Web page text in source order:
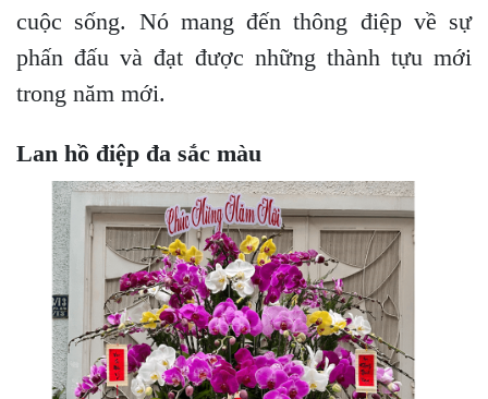
cuộc sống. Nó mang đến thông điệp về sự
phấn đấu và đạt được những thành tựu mới
trong năm mới.
Lan hồ điệp đa sắc màu